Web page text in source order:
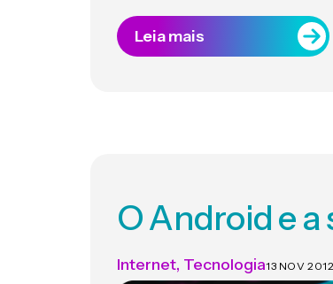
Leia mais
O Android e
Internet, Tecnologia13 NOV 2012